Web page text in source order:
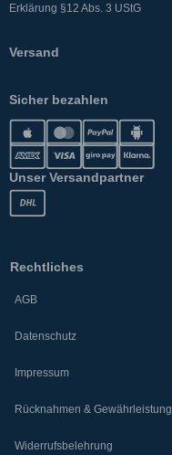
Erklärung §12 Abs. 3 UStG
Versand
Sicher bezahlen
Unser Versandpartner
Rechtliches
AGB
Datenschutz
Impressum
Rücknahmen & Gewährleistung
Widerrufsbelehrung